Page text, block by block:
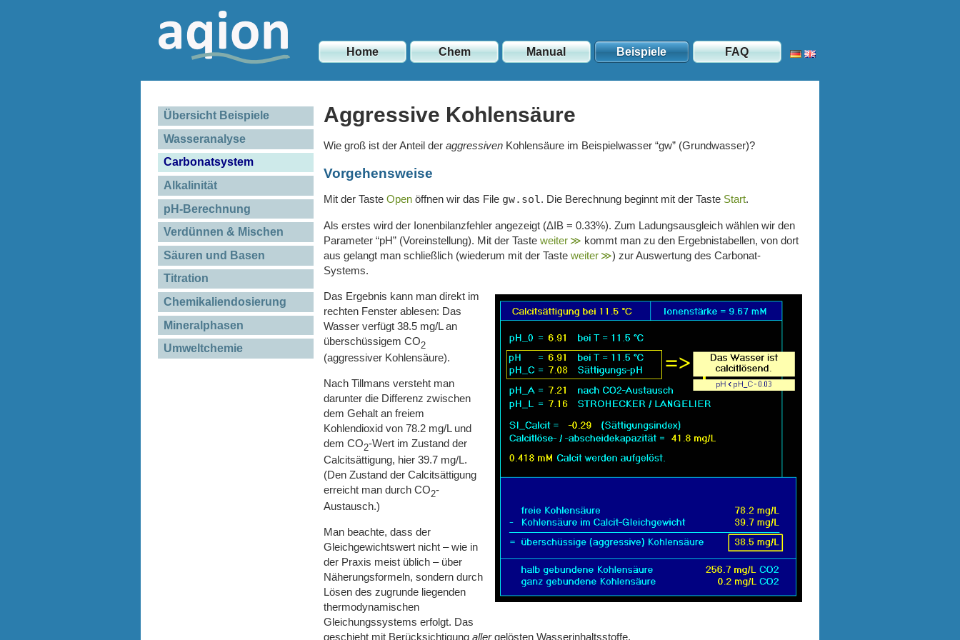
Home Chem Manual Beispiele FAQ
Übersicht Beispiele
Wasseranalyse
Carbonatsystem
Alkalinität
pH-Berechnung
Verdünnen & Mischen
Säuren und Basen
Titration
Chemikaliendosierung
Mineralphasen
Umweltchemie
Aggressive Kohlensäure
Wie groß ist der Anteil der aggressivenKohlensäure im Beispielwasser “gw” (Grund­wasser)?
Vorgehensweise
Mit der Taste Openöffnen wir das File gw.sol. Die Berechnung beginnt mit der Taste Start.
Als erstes wird der Ionenbilanzfehler angezeigt (ΔIB = 0.33%). Zum Ladungsausgleich wählen wir den
Parameter “pH” (Voreinstellung). Mit der Taste weiter ≫ kommt man zu den Ergebnistabellen, von dort
aus gelangt man schließlich (wiederum mit der Taste weiter ≫) zur Auswertung des Carbonat-
Systems.
Das Ergebnis kann man direkt im
rechten Fenster ablesen: Das
Wasser verfügt 38.5 mg/L an
über­schüssi­gem CO2
(aggressiver Kohlensäure).
Nach Tillmans versteht man
darunter die Differenz zwischen
dem Gehalt an freiem
Kohlendioxid von 78.2 mg/L und
dem CO2-Wert im Zustand der
Calcitsättigung, hier 39.7 mg/L.
(Den Zustand der Calcitsättigung
erreicht man durch CO2-
Austausch.)
Man beachte, dass der
Gleichgewichtswert nicht – wie in
der Praxis meist üblich – über
Näherungsformeln, sondern durch
Lösen des zugrunde liegenden
thermodynamischen
Gleichungssystems erfolgt. Das
geschieht mit Berücksichtigung allergelösten Wasserinhaltsstoffe.